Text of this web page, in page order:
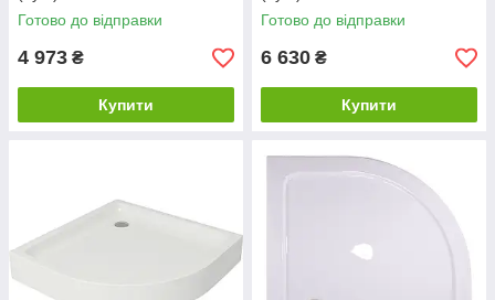
Готово до відправки
4 973 ₴
Купити
Готово до відправки
6 630 ₴
Купити